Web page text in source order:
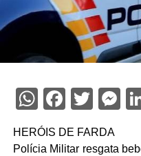
WhatsApp
HERÓIS DE FARDA
Polícia Militar resgata